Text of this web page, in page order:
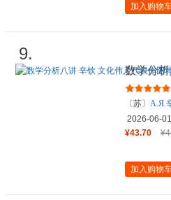
加入购物
9.
数学分
系
〔苏〕 A.Я.
2026-06-01
¥43.70
加入购物